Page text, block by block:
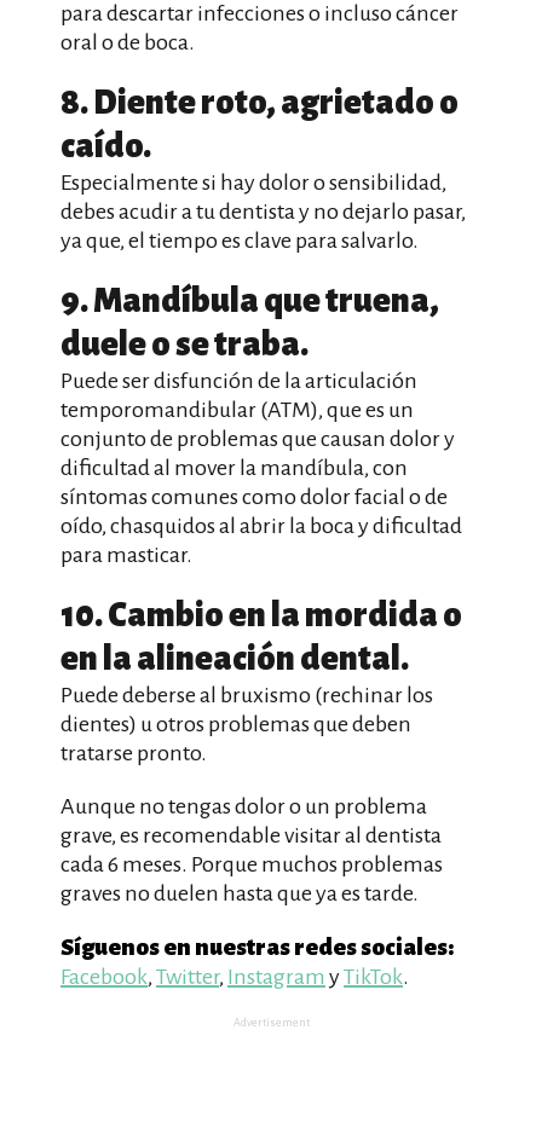
para descartar infecciones o incluso cáncer
oral o de boca.
8. Diente roto, agrietado o
caído.
Especialmente si hay dolor o sensibilidad,
debes acudir a tu dentista y no dejarlo pasar,
ya que, el tiempo es clave para salvarlo.
9. Mandíbula que truena,
duele o se traba.
Puede ser disfunción de la articulación
temporomandibular (ATM), que es un
conjunto de problemas que causan dolor y
dificultad al mover la mandíbula, con
síntomas comunes como dolor facial o de
oído, chasquidos al abrir la boca y dificultad
para masticar.
10. Cambio en la mordida o
en la alineación dental.
Puede deberse al bruxismo (rechinar los
dientes) u otros problemas que deben
tratarse pronto.
Aunque no tengas dolor o un problema
grave, es recomendable visitar al dentista
cada 6 meses. Porque muchos problemas
graves no duelen hasta que ya es tarde.
Síguenos en nuestras redes sociales:
Facebook, Twitter, Instagram yTikTok.
Advertisement